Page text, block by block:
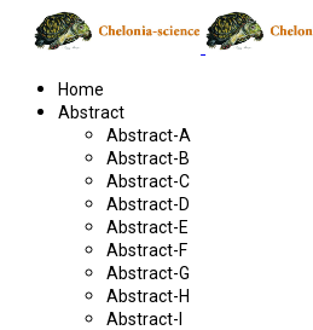
Home
Abstract
Abstract-A
Abstract-B
Abstract-C
Abstract-D
Abstract-E
Abstract-F
Abstract-G
Abstract-H
Abstract-I